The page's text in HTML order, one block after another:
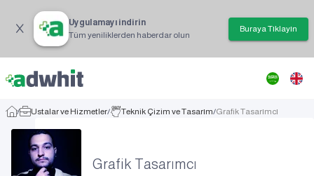
Uygulamayı indirin
Tüm yeniliklerden haberdar olun
Buraya Tıklayın
/ Ustalar ve Hizmetler/ Teknik Çizim ve Tasarım/Grafik Tasarımcı
Grafik Tasarımcı